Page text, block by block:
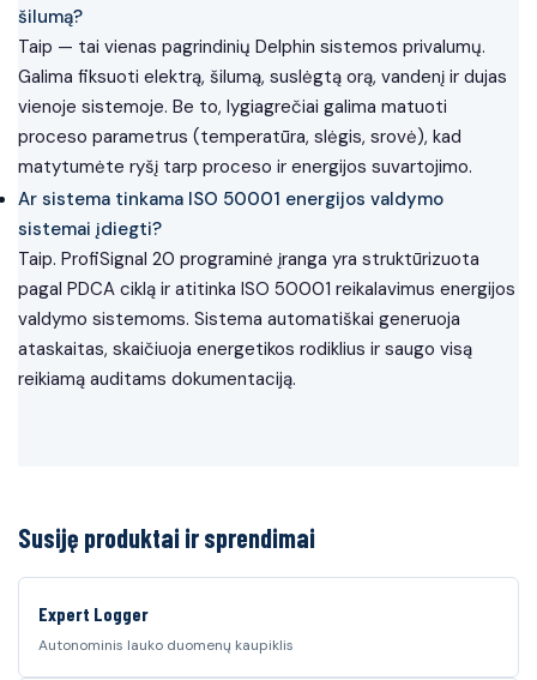
šilumą?
Taip — tai vienas pagrindinių Delphin sistemos privalumų.
Galima fiksuoti elektrą, šilumą, suslėgtą orą, vandenį ir dujas
vienoje sistemoje. Be to, lygiagrečiai galima matuoti
proceso parametrus (temperatūra, slėgis, srovė), kad
matytumėte ryšį tarp proceso ir energijos suvartojimo.
Ar sistema tinkama ISO 50001 energijos valdymo
sistemai įdiegti?
Taip. ProfiSignal 20 programinė įranga yra struktūrizuota
pagal PDCA ciklą ir atitinka ISO 50001 reikalavimus energijos
valdymo sistemoms. Sistema automatiškai generuoja
ataskaitas, skaičiuoja energetikos rodiklius ir saugo visą
reikiamą auditams dokumentaciją.
Susiję produktai ir sprendimai
Expert Logger
Autonominis lauko duomenų kaupiklis